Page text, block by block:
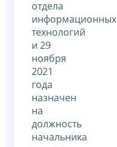
отдела
информационных
технологий
и 29
ноября
2021
года
назначен
на
должность
начальника